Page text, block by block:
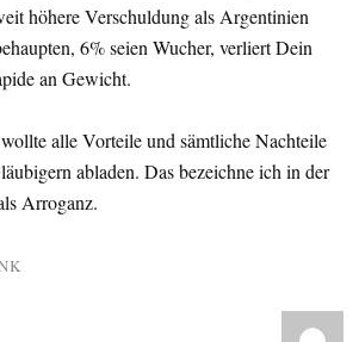
höhere Verschuldung als Argentinien
6% seien Wucher, verliert Dein
an Gewicht.
alle Vorteile und sämtliche Nachteile
abladen. Das bezeichne ich in der
Arroganz.